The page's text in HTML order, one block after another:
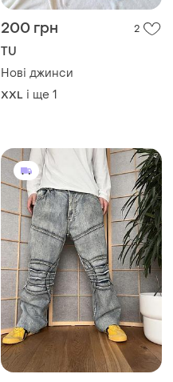
200 грн 2
TU
Нові джинси
XXL і ще 1